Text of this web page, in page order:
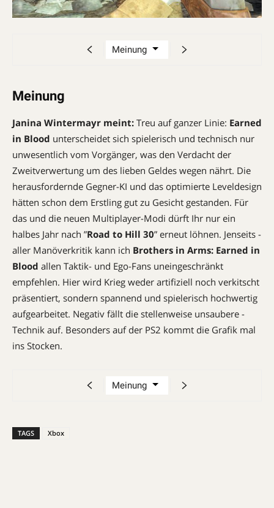
Meinung
Janina Wintermayr meint: Treu auf ganzer Linie: Earned
in Blood unterscheidet sich spielerisch und technisch nur
unwesentlich vom Vorgänger, was den Verdacht der
Zweitverwertung um des lieben Geldes wegen nährt. Die
herausfordernde Gegner-KI und das optimierte Leveldesign
hätten schon dem Erstling gut zu Gesicht gestanden. Für
das und die neuen Multiplayer-Modi dürft Ihr nur ein
halbes Jahr nach ”Road to Hill 30” erneut löhnen. Jenseits ­
aller Manöverkritik kann ich Brothers in Arms: Earned in
Blood allen Taktik- und Ego-Fans uneingeschränkt
empfehlen. Hier wird Krieg weder artifiziell noch verkitscht
präsentiert, sondern spannend und spielerisch hochwertig
aufgearbeitet. Negativ fällt die stellenweise unsaubere ­
Technik auf. Besonders auf der PS2 kommt die Grafik mal
ins Stocken.
TAGS Xbox